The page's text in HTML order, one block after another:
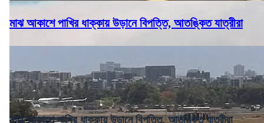
মাঝ আকাশে পাখির ধাক্কায় উড়ানে বিপত্তি, আতঙ্কিত যাত্রীরা
মাঝ আকাশে পাখির ধাক্কায় উড়ানে বিপত্তি, আতঙ্কিত যাত্রীরা